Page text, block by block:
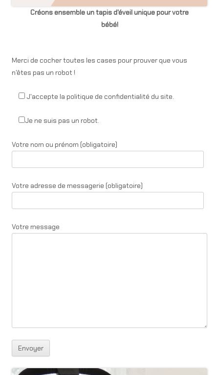
Créons ensemble un tapis d'éveil unique pour votre
bébé!
Merci de cocher toutes les cases pour prouver que vous
n'êtes pas un robot !
J'accepte la politique de confidentialité du site.
Je ne suis pas un robot.
Votre nom ou prénom (obligatoire)
Votre adresse de messagerie (obligatoire)
Votre message